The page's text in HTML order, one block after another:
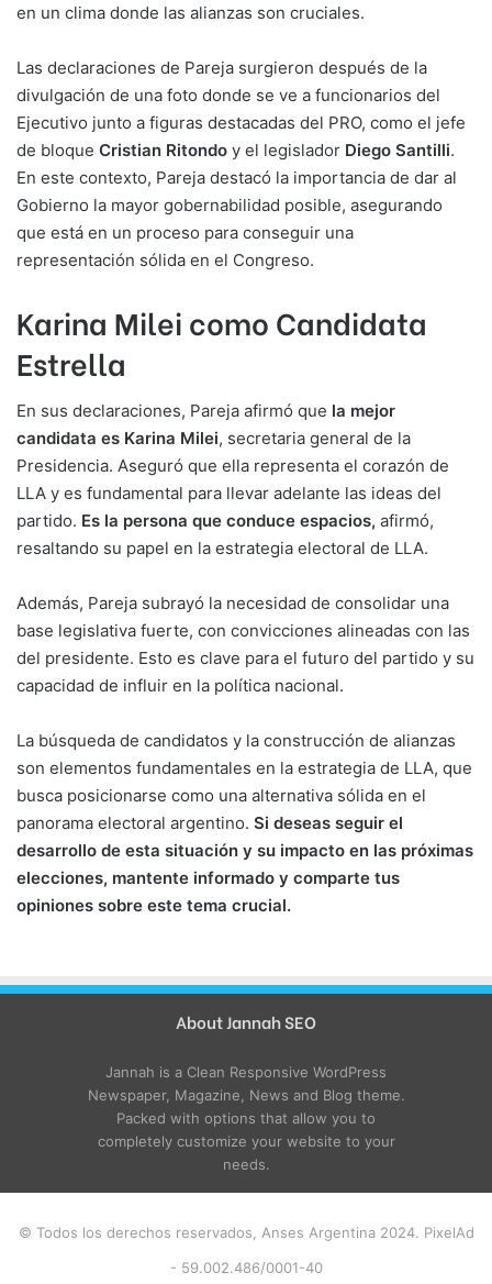
en un clima donde las alianzas son cruciales.
Las declaraciones de Pareja surgieron después de la
divulgación de una foto donde se ve a funcionarios del
Ejecutivo junto a figuras destacadas del PRO, como el jefe
de bloque Cristian Ritondo y el legislador Diego Santilli.
En este contexto, Pareja destacó la importancia de dar al
Gobierno la mayor gobernabilidad posible, asegurando
que está en un proceso para conseguir una
representación sólida en el Congreso.
Karina Milei como Candidata
Estrella
En sus declaraciones, Pareja afirmó que la mejor
candidata es Karina Milei, secretaria general de la
Presidencia. Aseguró que ella representa el corazón de
LLA y es fundamental para llevar adelante las ideas del
partido. Es la persona que conduce espacios, afirmó,
resaltando su papel en la estrategia electoral de LLA.
Además, Pareja subrayó la necesidad de consolidar una
base legislativa fuerte, con convicciones alineadas con las
del presidente. Esto es clave para el futuro del partido y su
capacidad de influir en la política nacional.
La búsqueda de candidatos y la construcción de alianzas
son elementos fundamentales en la estrategia de LLA, que
busca posicionarse como una alternativa sólida en el
panorama electoral argentino. Si deseas seguir el
desarrollo de esta situación y su impacto en las próximas
elecciones, mantente informado y comparte tus
opiniones sobre este tema crucial.
About Jannah SEO
Jannah is a Clean Responsive WordPress
Newspaper, Magazine, News and Blog theme.
Packed with options that allow you to
completely customize your website to your
needs.
© Todos los derechos reservados, Anses Argentina 2024. PixelAd
- 59.002.486/0001-40